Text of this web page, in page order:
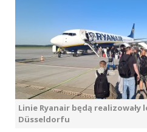
Linie Ryanair będą realizowały
Düsseldorfu